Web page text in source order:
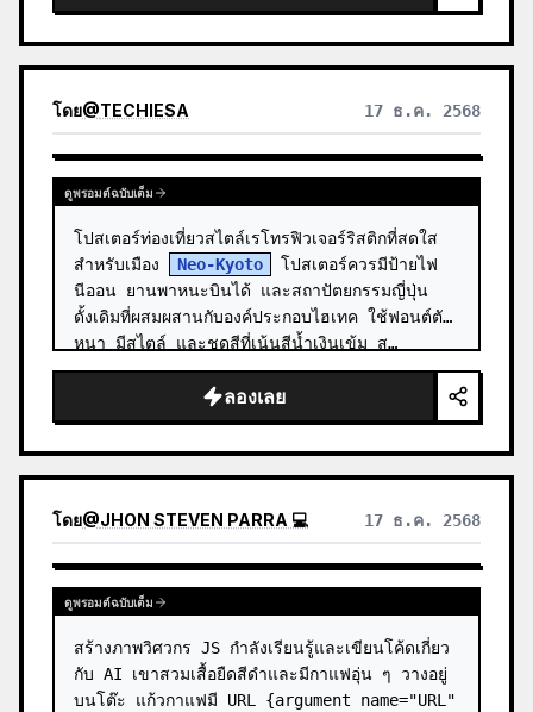
โดย@TECHIESA 17 ธ.ค. 2568
ดูพรอมต์ฉบับเต็ม
โปสเตอร์ท่องเที่ยวสไตล์เรโทรฟิวเจอร์ริสติกที่สดใส
สำหรับเมือง
Neo-Kyoto
โปสเตอร์ควรมีป้ายไฟ
นีออน ยานพาหนะบินได้ และสถาปัตยกรรมญี่ปุ่น
ดั้งเดิมที่ผสมผสานกับองค์ประกอบไฮเทค ใช้ฟอนต์ตัว
หนา มีสไตล์ และชุดสีที่เน้นสีน้ำเงินเข้ม ส…
ลองเลย
โดย@JHON STEVEN PARRA 💻 17 ธ.ค. 2568
ดูพรอมต์ฉบับเต็ม
สร้างภาพวิศวกร JS กำลังเรียนรู้และเขียนโค้ดเกี่ยว
กับ AI เขาสวมเสื้อยืดสีดำและมีกาแฟอุ่น ๆ วางอยู่
บนโต๊ะ แก้วกาแฟมี URL {argument name="URL"